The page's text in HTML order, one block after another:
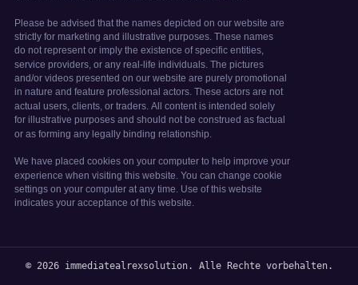
© 2026 immediatealrexsolution. Alle Rechte vorbehalten.